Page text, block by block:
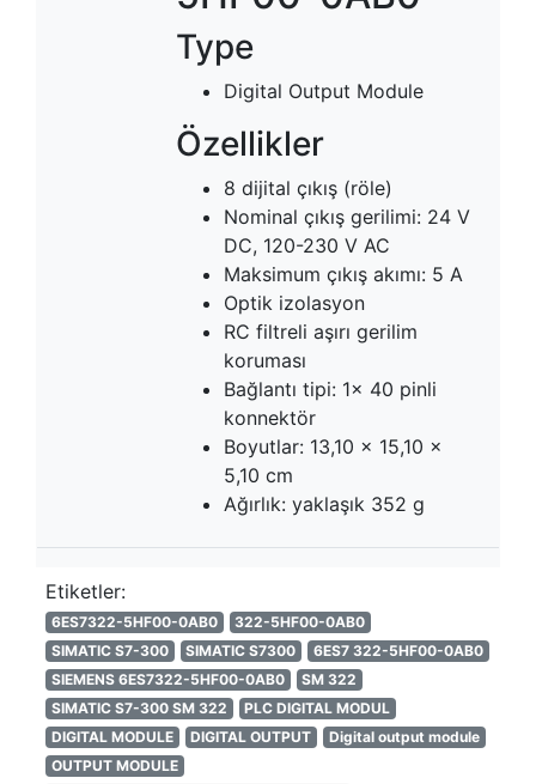
Type
Digital Output Module
Özellikler
8 dijital çıkış (röle)
Nominal çıkış gerilimi: 24 V
DC, 120-230 V AC
Maksimum çıkış akımı: 5 A
Optik izolasyon
RC filtreli aşırı gerilim
koruması
Bağlantı tipi: 1x 40 pinli
konnektör
Boyutlar: 13,10 x 15,10 x
5,10 cm
Ağırlık: yaklaşık 352 g
Etiketler:
6ES7322-5HF00-0AB0
322-5HF00-0AB0
SIMATIC S7-300
SIMATIC S7300
6ES7 322-5HF00-0AB0
SIEMENS 6ES7322-5HF00-0AB0
SM 322
SIMATIC S7-300 SM 322
PLC DIGITAL MODUL
DIGITAL MODULE
DIGITAL OUTPUT
Digital output module
OUTPUT MODULE